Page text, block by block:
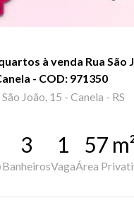
à venda Rua São
- COD: 971350
São João, 15 - Canela - RS
3
Banheiros
1
Vaga
57
Área